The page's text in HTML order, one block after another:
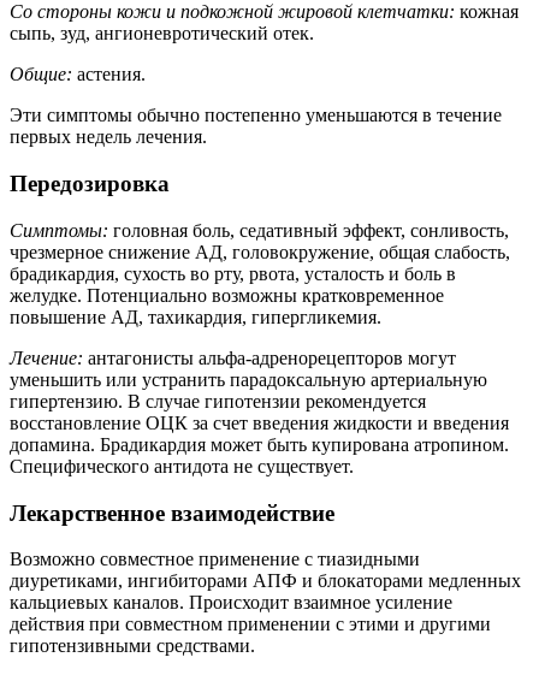
Со стороны кожи и подкожной жировой клетчатки: кожная
сыпь, зуд, ангионевротический отек.
Общие: астения.
Эти симптомы обычно постепенно уменьшаются в течение
первых недель лечения.
Передозировка
Симптомы: головная боль, седативный эффект, сонливость,
чрезмерное снижение АД, головокружение, общая слабость,
брадикардия, сухость во рту, рвота, усталость и боль в
желудке. Потенциально возможны кратковременное
повышение АД, тахикардия, гипергликемия.
Лечение: антагонисты альфа-адренорецепторов могут
уменьшить или устранить парадоксальную артериальную
гипертензию. В случае гипотензии рекомендуется
восстановление ОЦК за счет введения жидкости и введения
допамина. Брадикардия может быть купирована атропином.
Специфического антидота не существует.
Лекарственное взаимодействие
Возможно совместное применение с тиазидными
диуретиками, ингибиторами АПФ и блокаторами медленных
кальциевых каналов. Происходит взаимное усиление
действия при совместном применении с этими и другими
гипотензивными средствами.